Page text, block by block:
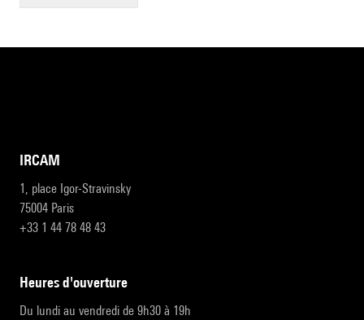
IRCAM
1, place Igor-Stravinsky
75004 Paris
+33 1 44 78 48 43
heures d'ouverture
Du lundi au vendredi de 9h30 à 19h